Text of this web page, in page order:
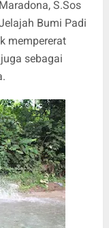
S.Sos
Bumi Padi
mempererat
sebagai